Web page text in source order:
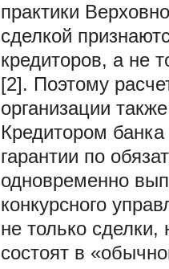
практики
сделкой
кредиторов, а не
[2]. Поэтому
организации
Кредитором
гарантии по
одновременно
конкурсного
не только
состоят в